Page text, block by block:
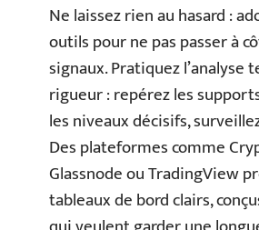
Ne laissez rien au hasard :
outils pour ne pas passer à
signaux. Pratiquez l’analyse
rigueur : repérez les
les niveaux décisifs,
Des plateformes comme
Glassnode ou TradingView
tableaux de bord clairs,